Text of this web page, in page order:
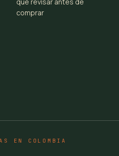
comprar
EN COLOMBIA